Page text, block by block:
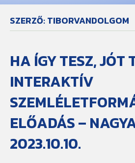
SZERZŐ: TIBORVANDOLGOM
HA ÍGY TESZ, JÓT
INTERAKTÍV
ELŐADÁS –
2023.10.10.